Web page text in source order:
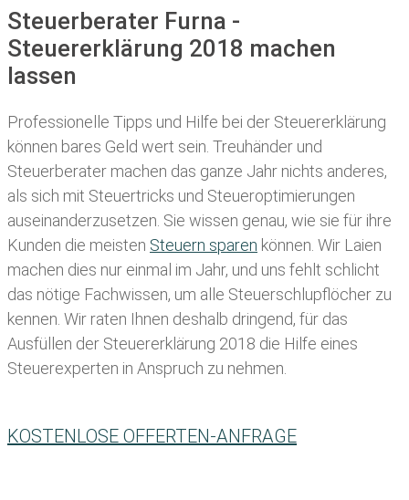
Steuerberater Furna -
Steuererklärung 2018 machen
lassen
Professionelle Tipps und Hilfe bei der Steuererklärung
können bares Geld wert sein. Treuhänder und
Steuerberater machen das ganze Jahr nichts anderes,
als sich mit Steuertricks und Steueroptimierungen
auseinanderzusetzen. Sie wissen genau, wie sie für ihre
Kunden die meisten Steuern sparen können. Wir Laien
machen dies nur einmal im Jahr, und uns fehlt schlicht
das nötige Fachwissen, um alle Steuerschlupflöcher zu
kennen. Wir raten Ihnen deshalb dringend, für das
Ausfüllen der Steuererklärung 2018 die Hilfe eines
Steuerexperten in Anspruch zu nehmen.
KOSTENLOSE OFFERTEN-ANFRAGE